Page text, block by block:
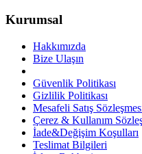
Kurumsal
Hakkımızda
Bize Ulaşın
Güvenlik Politikası
Gizlilik Politikası
Mesafeli Satış
Çerez & Kullanım
İade&Değişim Koşulları
Teslimat Bilgileri